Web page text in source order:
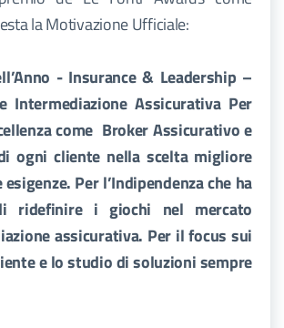
la Motivazione Ufficiale:
- Insurance & Leadership –
Intermediazione Assicurativa Per
come Broker Assicurativo e
ogni cliente nella scelta migliore
Per l’Indipendenza che ha
ridefinire i giochi nel mercato
assicurativa. Per il focus sui
e lo studio di soluzioni sempre